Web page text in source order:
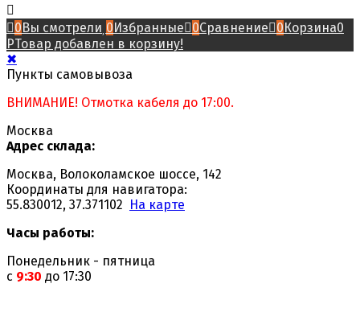
0Вы смотрели 0Избранные 0Сравнение 0Корзина0
РТовар добавлен в корзину!
✖
Пункты самовывоза
ВНИМАНИЕ! Отмотка кабеля до 17:00.
Москва
Адрес склада:
Москва, Волоколамское шоссе, 142
Координаты для навигатора:
55.830012, 37.371102 На карте
Часы работы:
Понедельник - пятница
с 9:30 до 17:30